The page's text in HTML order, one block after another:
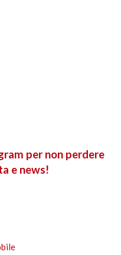
per non perdere
e news!